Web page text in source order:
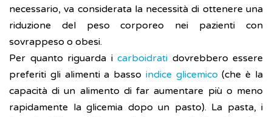
necessario, va considerata la necessità di ottenere una
riduzione del peso corporeo nei pazienti con
sovrappeso o obesi.
Per quanto riguarda i carboidrati dovrebbero essere
preferiti gli alimenti a basso indice glicemico (che è la
capacità di un alimento di far aumentare più o meno
rapidamente la glicemia dopo un pasto). La pasta, i